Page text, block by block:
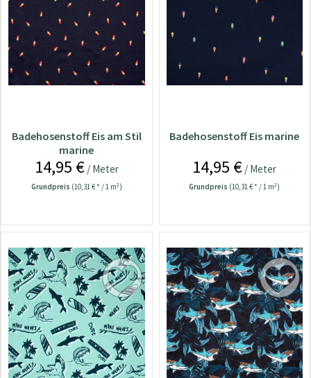
Badehosenstoff Eis am Stil
marine
14,95 €/ Meter
Grundpreis (10,31 € * / 1 m²)
Badehosenstoff Eis marine
14,95 € / Meter
Grundpreis (10,31 € * / 1 m²)